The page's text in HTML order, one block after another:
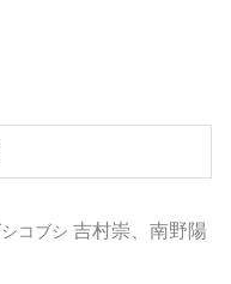
コブシ 吉村崇、南野陽